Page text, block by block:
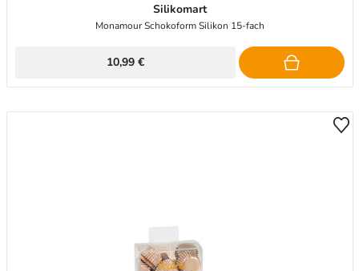
Silikomart
Monamour Schokoform Silikon 15-fach
10,99 €